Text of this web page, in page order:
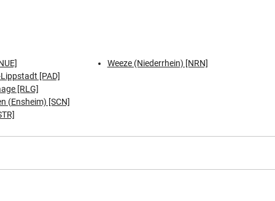
[PAD]
[RLG]
(Ensheim) [SCN]
Weeze (Niederrhein) [NRN]